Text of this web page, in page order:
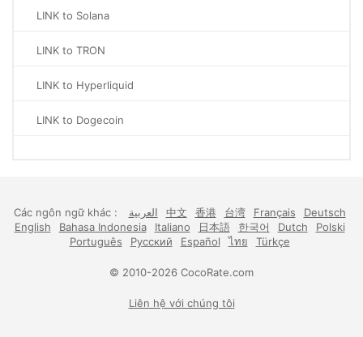
LINK to Solana
LINK to TRON
LINK to Hyperliquid
LINK to Dogecoin
Các ngôn ngữ khác : العربية 中文 香港 台湾 Français
Deutsch
English
Bahasa Indonesia Italiano 日本語 한국어 Dutch
Polski
Português
Русский Español ไทย Türkçe
© 2010-2026 CocoRate.com
Liên hệ với chúng tôi